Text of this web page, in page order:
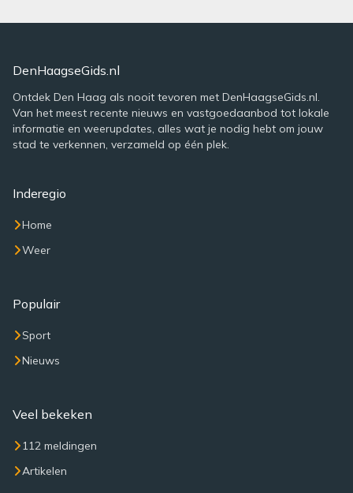
DenHaagseGids.nl
Ontdek Den Haag als nooit tevoren met DenHaagseGids.nl.
Van het meest recente nieuws en vastgoedaanbod tot lokale
informatie en weerupdates, alles wat je nodig hebt om jouw
stad te verkennen, verzameld op één plek.
Inderegio
Home
Weer
Populair
Sport
Nieuws
Veel bekeken
112 meldingen
Artikelen